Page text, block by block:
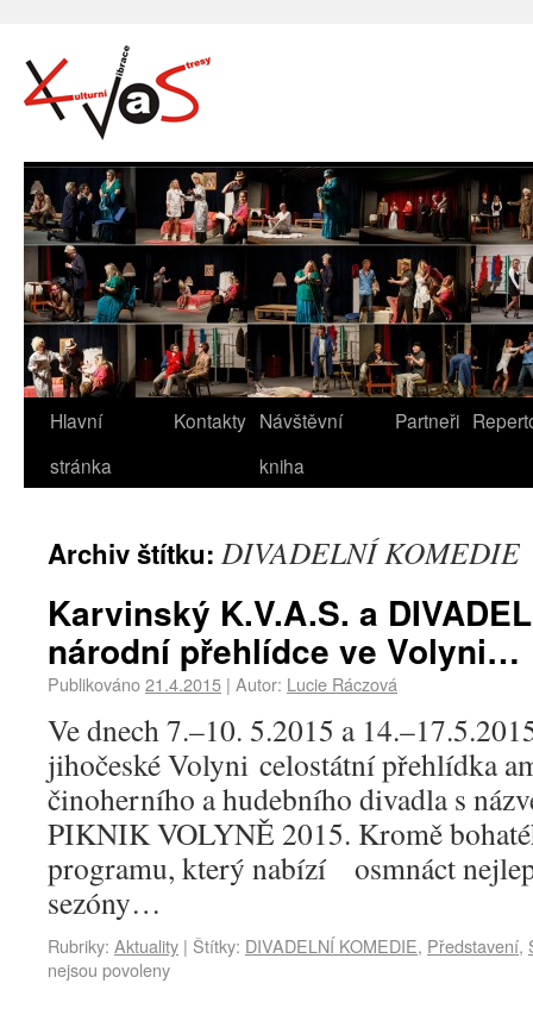
Hlavní
stránka
Kontakty Návštěvní
kniha
Partneři
Archiv štítku: DIVADELNÍ KOMEDIE
Karvinský K.V.A.S. a
národní přehlídce ve Volyni…
Publikováno21.4.2015 | Autor: Lucie Ráczová
Ve dnech 7.–10. 5.2015 a
jihočeské Volyni celostátní přehlídka
činoherního a hudebního divadla s
PIKNIK VOLYNĚ 2015. Kromě
programu, který nabízí osmnáct
sezóny…
Rubriky: Aktuality | Štítky: DIVADELNÍ KOMEDIE, Představení,
nejsou povoleny